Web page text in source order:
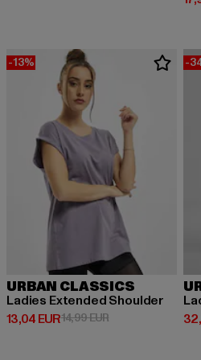
-13%
URBAN CLASSICS
Ladies Extended Shoulder
13,04 EUR
Derzeitiger Preis: 13,04 EUR
14,99 EURAktionspreis:
-